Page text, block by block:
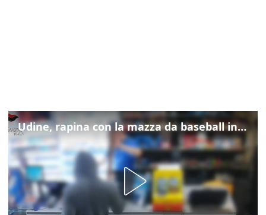
Udine, rapina con la mazza da baseball in tabaccheria: arrestato